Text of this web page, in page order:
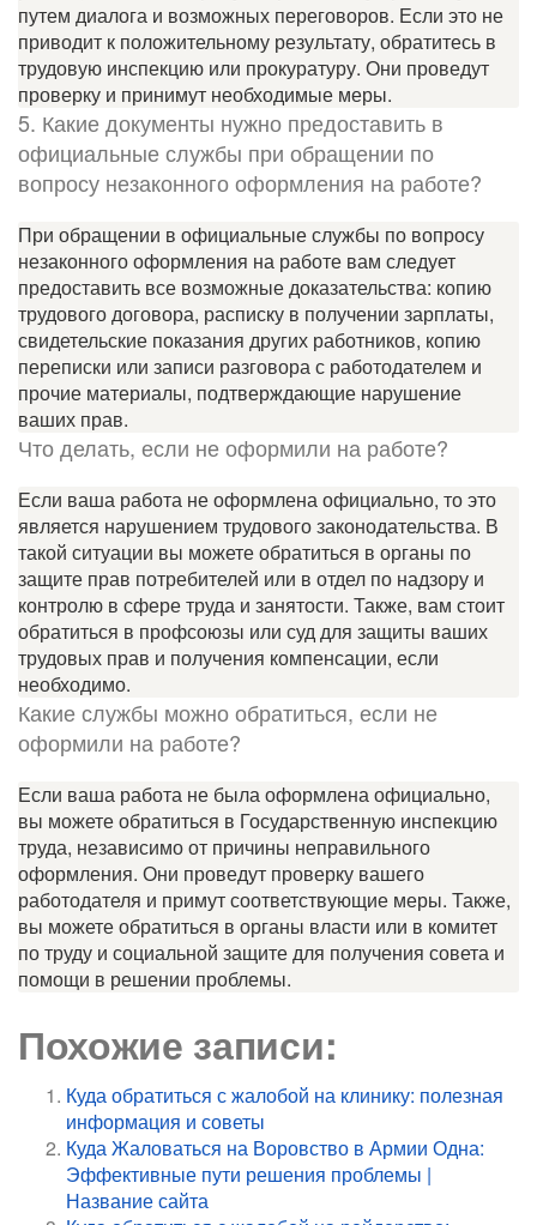
путем диалога и возможных переговоров. Если это не
приводит к положительному результату, обратитесь в
трудовую инспекцию или прокуратуру. Они проведут
проверку и принимут необходимые меры.
5. Какие документы нужно предоставить в
официальные службы при обращении по
вопросу незаконного оформления на работе?
При обращении в официальные службы по вопросу
незаконного оформления на работе вам следует
предоставить все возможные доказательства: копию
трудового договора, расписку в получении зарплаты,
свидетельские показания других работников, копию
переписки или записи разговора с работодателем и
прочие материалы, подтверждающие нарушение
ваших прав.
Что делать, если не оформили на работе?
Если ваша работа не оформлена официально, то это
является нарушением трудового законодательства. В
такой ситуации вы можете обратиться в органы по
защите прав потребителей или в отдел по надзору и
контролю в сфере труда и занятости. Также, вам стоит
обратиться в профсоюзы или суд для защиты ваших
трудовых прав и получения компенсации, если
необходимо.
Какие службы можно обратиться, если не
оформили на работе?
Если ваша работа не была оформлена официально,
вы можете обратиться в Государственную инспекцию
труда, независимо от причины неправильного
оформления. Они проведут проверку вашего
работодателя и примут соответствующие меры. Также,
вы можете обратиться в органы власти или в комитет
по труду и социальной защите для получения совета и
помощи в решении проблемы.
Похожие записи:
Куда обратиться с жалобой на клинику: полезная
информация и советы
Куда Жаловаться на Воровство в Армии Одна:
Эффективные пути решения проблемы |
Название сайта